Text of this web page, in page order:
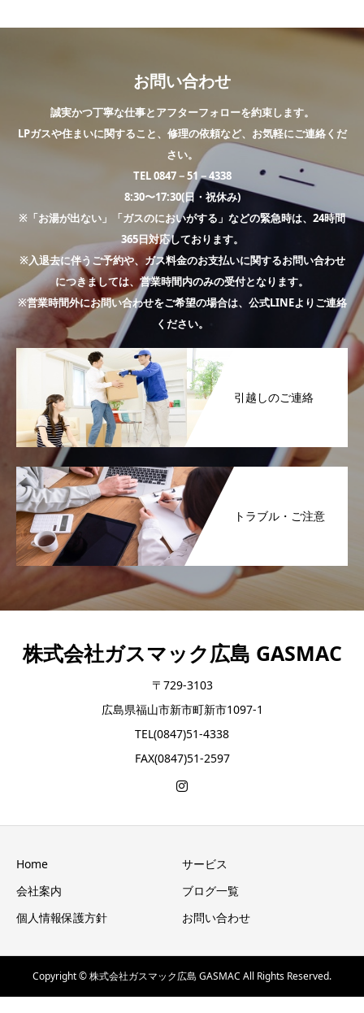
お問い合わせ
誠実かつ丁寧な仕事とアフターフォローを約束します。
LPガスや住まいに関すること、修理の依頼など、お気軽にご連絡くだ
さい。
TEL 0847－51－4338
8:30〜17:30(日・祝休み)
※「お湯が出ない」「ガスのにおいがする」などの緊急時は、24時間
365日対応しております。
※入退去に伴うご予約や、ガス料金のお支払いに関するお問い合わせ
につきましては、営業時間内のみの受付となります。
※営業時間外にお問い合わせをご希望の場合は、公式LINEよりご連絡
ください。
引越しのご連絡
トラブル・ご注意
株式会社ガスマック広島 GASMAC
〒729-3103
広島県福山市新市町新市1097-1
TEL(0847)51-4338
FAX(0847)51-2597
Home
サービス
会社案内
ブログ一覧
個人情報保護方針
お問い合わせ
Copyright © 株式会社ガスマック広島 GASMAC All Rights Reserved.